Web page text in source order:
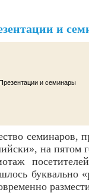
и
семинаров,
на пятом
буквально